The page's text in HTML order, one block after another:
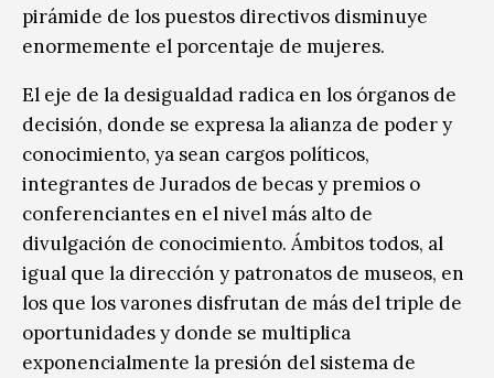
pirámide de los puestos directivos disminuye
enormemente el porcentaje de mujeres.
El eje de la desigualdad radica en los órganos de
decisión, donde se expresa la alianza de poder y
conocimiento, ya sean cargos políticos,
integrantes de Jurados de becas y premios o
conferenciantes en el nivel más alto de
divulgación de conocimiento. Ámbitos todos, al
igual que la dirección y patronatos de museos, en
los que los varones disfrutan de más del triple de
oportunidades y donde se multiplica
exponencialmente la presión del sistema de